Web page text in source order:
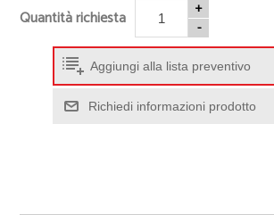
Quantità richiesta
+
-
Aggiungi alla lista preventivo
Richiedi informazioni prodotto